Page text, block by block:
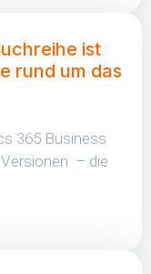
ist
rund um das
365 Business
– die